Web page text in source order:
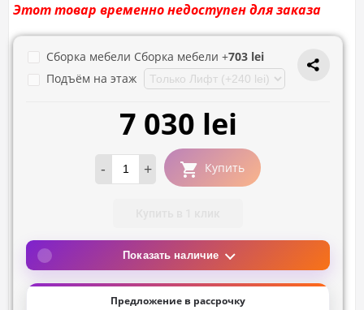
Этот товар временно недоступен для заказа
Сборка мебели Сборка мебели +703 lei
Подъём на этаж
7 030 lei
- + Купить
Показать наличие
Предложение в рассрочку